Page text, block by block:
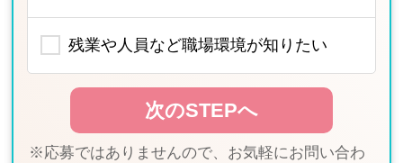
残業や人員など職場環境が知りたい
※応募ではありませんので、お気軽にお問い合わ